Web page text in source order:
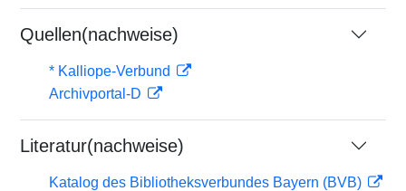
Quellen(nachweise)
* Kalliope-Verbund
Archivportal-D
Literatur(nachweise)
Katalog des Bibliotheksverbundes Bayern (BVB)